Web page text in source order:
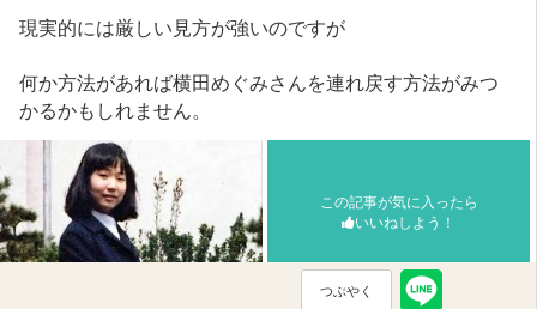
現実的には厳しい見方が強いのですが
何か方法があれば横田めぐみさんを連れ戻す方法がみつ
かるかもしれません。
この記事が気に入ったら
いいねしよう！
つぶやく